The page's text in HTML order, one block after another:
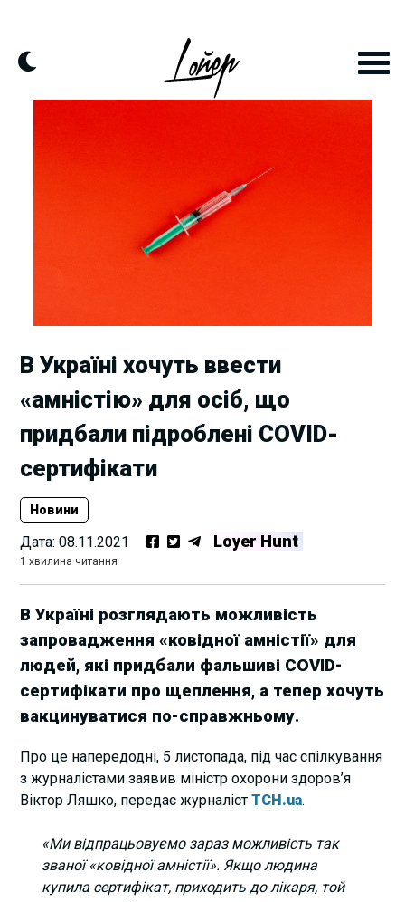
content
В Україні хочуть ввести
«амністію» для осіб, що
придбали підроблені COVID-
сертифікати
Новини
Дата:08.11.2021 Loyer Hunt
1 хвилина читання
В Україні розглядають можливість
запровадження «ковідної амністії» для
людей, які придбали фальшиві COVID-
сертифікати про щеплення, а тепер хочуть
вакцинуватися по-справжньому.
Про це напередодні, 5 листопада, під час спілкування
з журналістами заявив міністр охорони здоров’я
Віктор Ляшко, передає журналістТСН.ua.
«Ми відпрацьовуємо зараз можливість так
званої «ковідної амністії». Якщо людина
купила сертифікат, приходить до лікаря, той